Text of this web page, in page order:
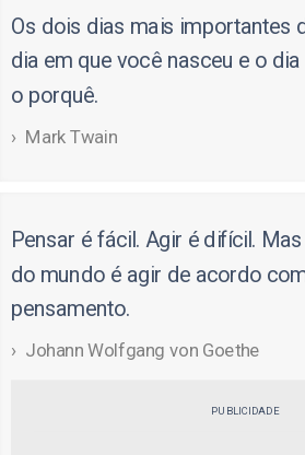
Os dois dias mais importantes
dia em que você nasceu e o
o porquê.
Mark Twain
Pensar é fácil. Agir é difícil.
do mundo é agir de acordo
pensamento.
Johann Wolfgang von Goethe
PUBLICIDADE